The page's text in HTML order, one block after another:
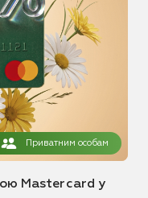
Приватним особам
Mastercard у